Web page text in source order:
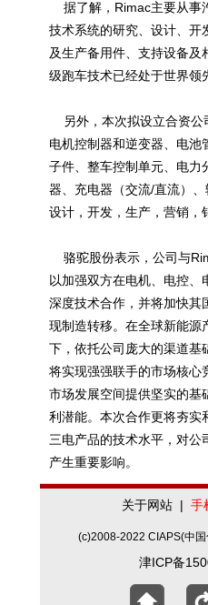
据了解，Rimac主要从事
技术系统的研究、设计、开
及生产备用件、支持设备及
级跑车技术已经处于世界领
另外，本次拟设立合资公
电机控制器和逆变器、电池
子件、整车控制单元、电力
器、充电器（交流/直流）
设计，开发，生产，营销，
骆驼股份表示，公司与
以加强双方在电机、电控、
深度技术合作，并将加快其
现制造转移。在全球新能源
下，依托公司庞大的渠道基
将实现强强联手的市场核心
市场发展空间提供坚实的基
利潜能。本次合作更将夯实
三电产品的技术水平，对公
产生重要影响。
关于网站 | 手
(c)2008-2022 CIAPS(中
津ICP备